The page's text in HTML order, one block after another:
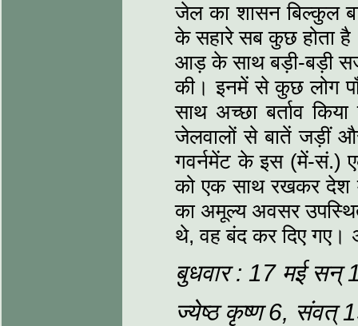
जेल का शासन बिल्‍कुल
के सहारे सब कुछ होता
आड़ के साथ बड़ी-बड़ी
की। इनमें से कुछ लोग
साथ अच्‍छा बर्ताव
जेलवालों से बातें जड़ीं
गवर्नमेंट के इस (में-सं.)
को एक साथ रखकर देश
का अमूल्‍य अवसर
थे, वह बंद कर दिए गए।
बुधवार : 17 मई सन्
ज्‍येष्‍ठ कृष्‍ण 6, संवत्